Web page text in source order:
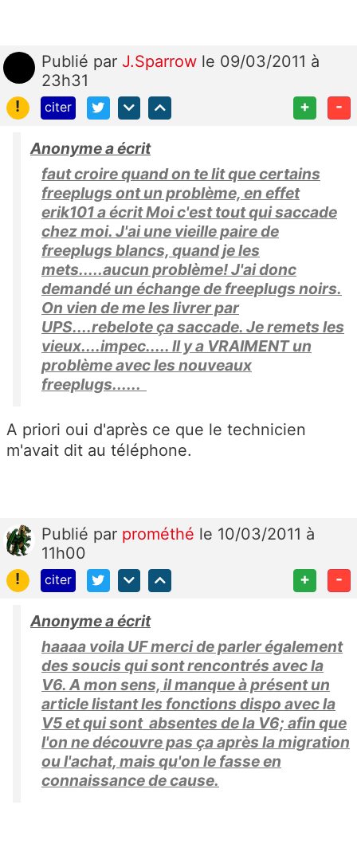
Publié par J.Sparrow le 09/03/2011 à
23h31
!
citer + -
Anonyme a écrit
faut croire quand on te lit que certains
freeplugs ont un problème, en effet
erik101 a écrit Moi c'est tout qui saccade
chez moi. J'ai une vieille paire de
freeplugs blancs, quand je les
mets.....aucun problème! J'ai donc
demandé un échange de freeplugs noirs.
On vien de me les livrer par
UPS....rebelote ça saccade. Je remets les
vieux....impec..... Il y a VRAIMENT un
problème avec les nouveaux
freeplugs......
A priori oui d'après ce que le technicien
m'avait dit au téléphone.
Publié par prométhé le 10/03/2011 à
11h00
!
citer + -
Anonyme a écrit
haaaa voila UF merci de parler également
des soucis qui sont rencontrés avec la
V6. A mon sens, il manque à présent un
article listant les fonctions dispo avec la
V5 et qui sont absentes de la V6; afin que
l'on ne découvre pas ça après la migration
ou l'achat, mais qu'on le fasse en
connaissance de cause.